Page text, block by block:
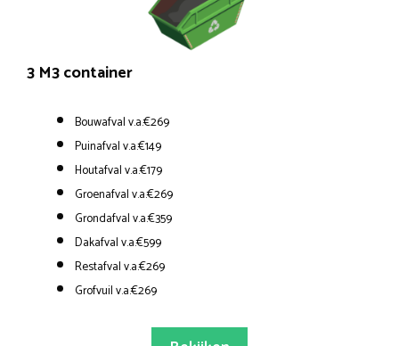
3 M3 container
Bouwafval v.a.€269
Puinafval v.a.€149
Houtafval v.a.€179
Groenafval v.a.€269
Grondafval v.a.€359
Dakafval v.a.€599
Restafval v.a.€269
Grofvuil v.a.€269